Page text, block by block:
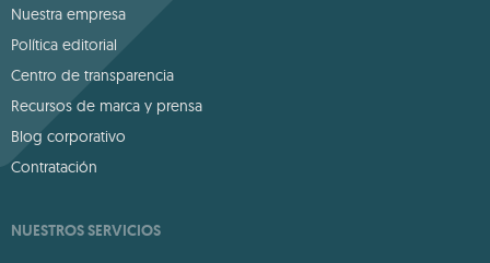
Nuestra empresa
Política editorial
Centro de transparencia
Recursos de marca y prensa
Blog corporativo
Contratación
NUESTROS SERVICIOS